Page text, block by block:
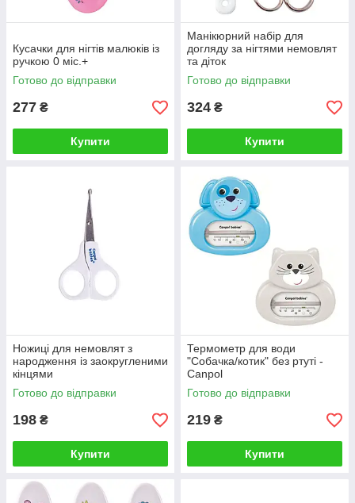
Кусачки для нігтів малюків із
ручкою 0 міс.+
Готово до відправки
277 ₴
Купити
Манікюрний набір для
догляду за нігтями немовлят
та діток
Готово до відправки
324 ₴
Купити
Ножицi для немовлят з
народження із заокругленими
кінцями
Готово до відправки
198 ₴
Купити
Термометр для води
"Собачка/котик" без ртуті -
Canpol
Готово до відправки
219 ₴
Купити